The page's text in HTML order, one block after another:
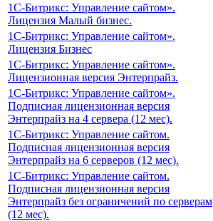
1С-Битрикс: Управление сайтом».
Лицензия Малый бизнес.
1С-Битрикс: Управление сайтом».
Лицензия Бизнес
1С-Битрикс: Управление сайтом».
Лицензионная версия Энтерпрайз.
1С-Битрикс: Управление сайтом».
Подписная лицензионная версия
Энтерпрайз на 4 сервера (12 мес).
1С-Битрикс: Управление сайтом.
Подписная лицензионная версия
Энтерпрайз на 6 серверов (12 мес).
1С-Битрикс: Управление сайтом.
Подписная лицензионная версия
Энтерпрайз без ограничений по серверам
(12 мес).